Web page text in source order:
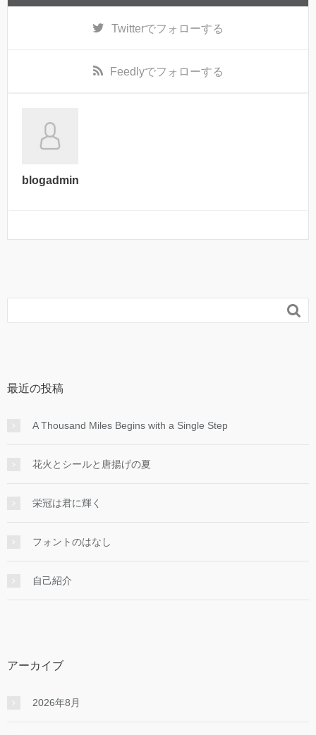
Twitterでフォローする
Feedlyでフォローする
blogadmin

最近の投稿
A Thousand Miles Begins with a Single Step
花火とシールと唐揚げの夏
栄冠は君に輝く
フォントのはなし
自己紹介
アーカイブ
2026年8月